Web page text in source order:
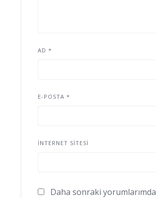
AD *
E-POSTA *
İNTERNET SITESI
Daha sonraki yorumlarımda